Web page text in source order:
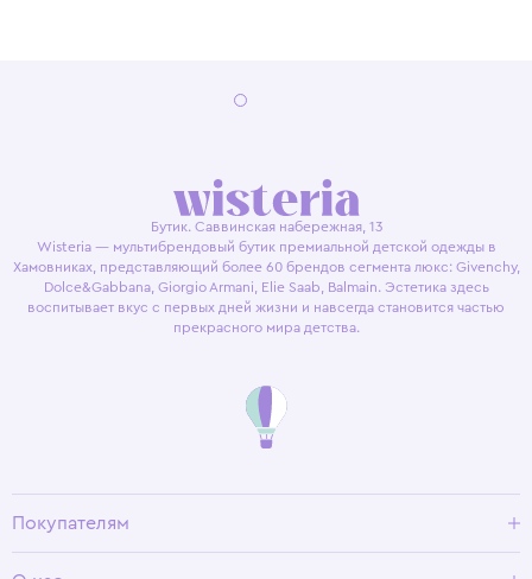
Бутик. Саввинская набережная, 13
Wisteria — мультибрендовый бутик премиальной детской одежды в
Хамовниках, представляющий более 60 брендов сегмента люкс: Givenchy,
Dolce&Gabbana, Giorgio Armani, Elie Saab, Balmain. Эстетика здесь
воспитывает вкус с первых дней жизни и навсегда становится частью
прекрасного мира детства.
Покупателям